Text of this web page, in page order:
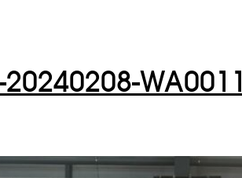
WA0011